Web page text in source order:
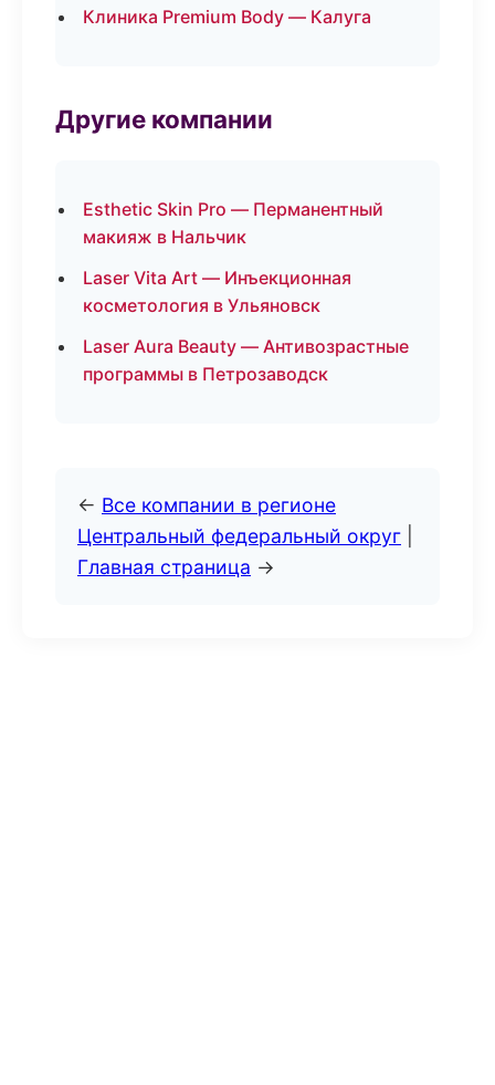
Клиника Premium Body — Калуга
Другие компании
Esthetic Skin Pro — Перманентный
макияж в Нальчик
Laser Vita Art — Инъекционная
косметология в Ульяновск
Laser Aura Beauty — Антивозрастные
программы в Петрозаводск
← Все компании в регионе
Центральный федеральный округ
Главная страница →